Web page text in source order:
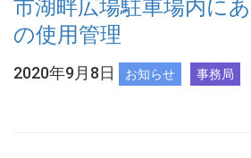
市湖畔広場駐車場内に
の使用管理
2020年9月8日 お知らせ 事務局